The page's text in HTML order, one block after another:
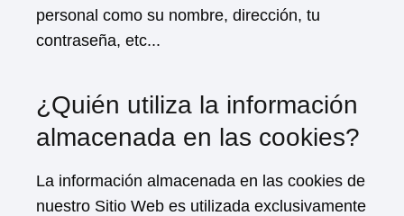
personal como su nombre, dirección, tu
contraseña, etc...
¿Quién utiliza la información
almacenada en las cookies?
La información almacenada en las cookies de
nuestro Sitio Web es utilizada exclusivamente